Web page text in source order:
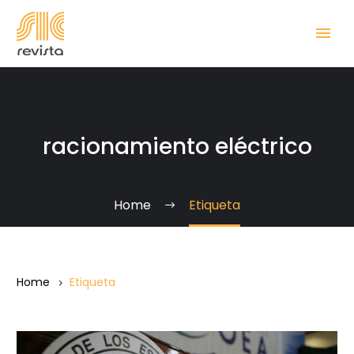
racionamiento eléctrico
Home Etiqueta
Home Etiqueta
Legitimidad